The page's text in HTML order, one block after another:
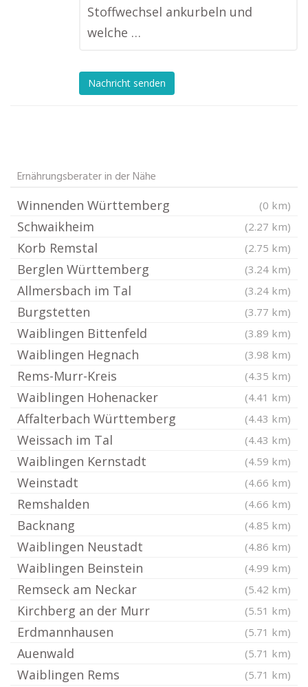
Stoffwechsel ankurbeln und
welche …
Nachricht senden
Ernährungsberater in der Nähe
Winnenden Württemberg (0 km)
Schwaikheim (2.27 km)
Korb Remstal (2.75 km)
Berglen Württemberg (3.24 km)
Allmersbach im Tal (3.24 km)
Burgstetten (3.77 km)
Waiblingen Bittenfeld (3.89 km)
Waiblingen Hegnach (3.98 km)
Rems-Murr-Kreis (4.35 km)
Waiblingen Hohenacker (4.41 km)
Affalterbach Württemberg (4.43 km)
Weissach im Tal (4.43 km)
Waiblingen Kernstadt (4.59 km)
Weinstadt (4.66 km)
Remshalden (4.66 km)
Backnang (4.85 km)
Waiblingen Neustadt (4.86 km)
Waiblingen Beinstein (4.99 km)
Remseck am Neckar (5.42 km)
Kirchberg an der Murr (5.51 km)
Erdmannhausen (5.71 km)
Auenwald (5.71 km)
Waiblingen Rems (5.71 km)